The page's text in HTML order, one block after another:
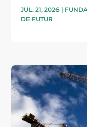
JUL. 21, 2026 |
DE FUTUR